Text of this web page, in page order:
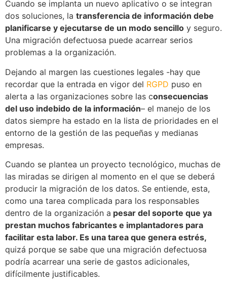
Cuando se implanta un nuevo aplicativo o se integran
dos soluciones, la transferencia de información debe
planificarse y ejecutarse de un modo sencillo y seguro.
Una migración defectuosa puede acarrear serios
problemas a la organización.
Dejando al margen las cuestiones legales -hay que
recordar que la entrada en vigor del RGPD puso en
alerta a las organizaciones sobre las consecuencias
del uso indebido de la información– el manejo de los
datos siempre ha estado en la lista de prioridades en el
entorno de la gestión de las pequeñas y medianas
empresas.
Cuando se plantea un proyecto tecnológico, muchas de
las miradas se dirigen al momento en el que se deberá
producir la migración de los datos. Se entiende, esta,
como una tarea complicada para los responsables
dentro de la organización a pesar del soporte que ya
prestan muchos fabricantes e implantadores para
facilitar esta labor. Es una tarea que genera estrés,
quizá porque se sabe que una migración defectuosa
podría acarrear una serie de gastos adicionales,
difícilmente justificables.